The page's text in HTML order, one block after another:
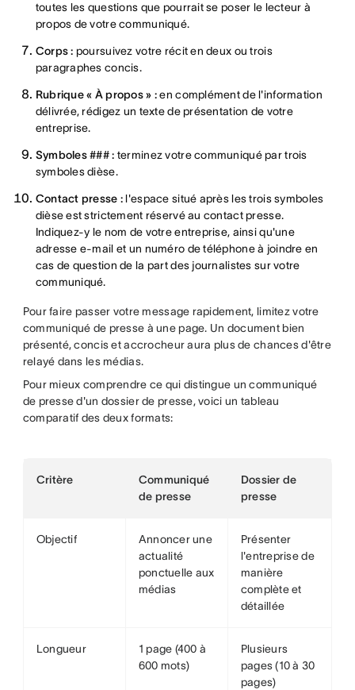
toutes les questions que pourrait se poser le lecteur à
propos de votre communiqué.
Corps : poursuivez votre récit en deux ou trois
paragraphes concis.
Rubrique « À propos » :en complément de l'information
délivrée, rédigez un texte de présentation de votre
entreprise.
Symboles ### : terminez votre communiqué par trois
symboles dièse.
Contact presse :l'espace situé après les trois symboles
dièse est strictement réservé au contact presse.
Indiquez-y le nom de votre entreprise, ainsi qu'une
adresse e-mail et un numéro de téléphone à joindre en
cas de question de la part des journalistes sur votre
communiqué.
Pour faire passer votre message rapidement, limitez votre
communiqué de presse à une page. Un document bien
présenté, concis et accrocheur aura plus de chances d'être
relayé dans les médias.
Pour mieux comprendre ce qui distingue un communiqué
de presse d'un dossier de presse, voici un tableau
comparatif des deux formats:
Critère
Communiqué
de presse
Dossier de
presse
Objectif
Annoncer une
actualité
ponctuelle aux
médias
Présenter
l'entreprise de
manière
complète et
détaillée
Longueur
1 page (400 à
600 mots)
Plusieurs
pages (10 à 30
pages)